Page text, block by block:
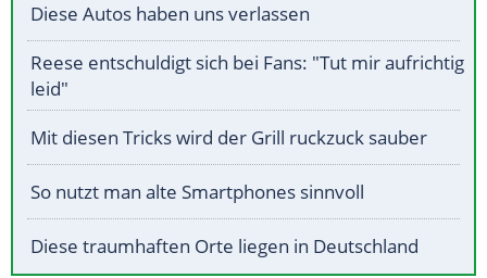
Diese Autos haben uns verlassen
Reese entschuldigt sich bei Fans: "Tut mir aufrichtig
leid"
Mit diesen Tricks wird der Grill ruckzuck sauber
So nutzt man alte Smartphones sinnvoll
Diese traumhaften Orte liegen in Deutschland